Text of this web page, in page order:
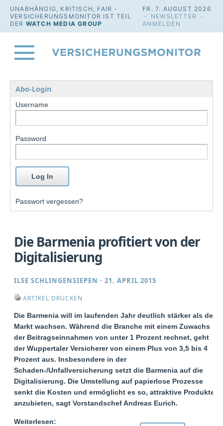
UNABHÄNGIG, KRITISCH, FAIR -
VERSICHERUNGSMONITOR IST TEIL
DER WATCH MEDIA GROUP
FR. 7. AUGUST 2026
· NEWSLETTER
·
ANMELDEN
Abo-Login
Username
Password
Passwort vergessen?
Die Barmenia profitiert von der
Digitalisierung
ILSE SCHLINGENSIEPEN ·21. APRIL 2015
ARTIKEL DRUCKEN
Die Barmenia will im laufenden Jahr deutlich stärker als der
Markt wachsen. Während die Branche mit einem Zuwachs
der Beitragseinnahmen von unter 1 Prozent rechnet, geht
der Wuppertaler Versicherer von einem Plus von 3,5 bis 4
Prozent aus. Insbesondere in der
Schaden-/Unfallversicherung setzt die Barmenia auf die
Digitalisierung. Die Umstellung auf papierlose Prozesse
senkt die Kosten und ermöglicht es so, attraktive Produkte
anzubieten, sagt Vorstandschef Andreas Eurich.
Weiterlesen: